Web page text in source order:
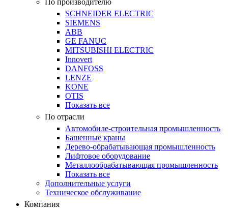
По производителю
SCHNEIDER ELECTRIC
SIEMENS
ABB
GE FANUC
MITSUBISHI ELECTRIC
Innovert
DANFOSS
LENZE
KONE
OTIS
Показать все
По отрасли
Автомобиле-строительная промышленность
Башенные краны
Дерево-обрабатывающая промышленность
Лифтовое оборудование
Металлообрабатывающая промышленность
Показать все
Дополнительные услуги
Техническое обслуживание
Компания